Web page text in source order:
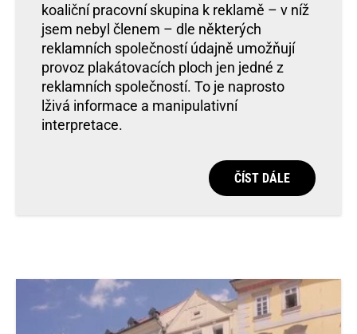
koaliční pracovní skupina k reklamě – v níž
jsem nebyl členem – dle některých
reklamních společností údajně umožňují
provoz plakátovacích ploch jen jedné z
reklamních společností. To je naprosto
lživá informace a manipulativní
interpretace.
ČÍST DÁLE